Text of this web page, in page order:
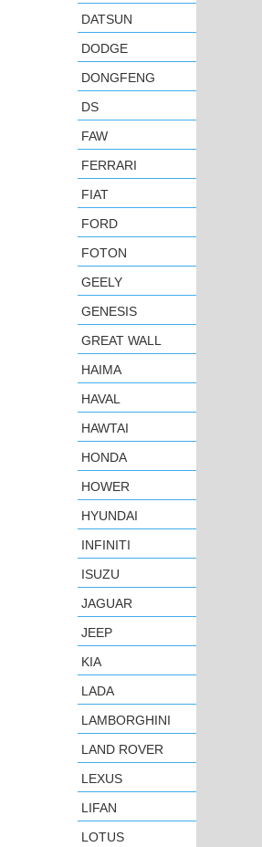
DATSUN
DODGE
DONGFENG
DS
FAW
FERRARI
FIAT
FORD
FOTON
GEELY
GENESIS
GREAT WALL
HAIMA
HAVAL
HAWTAI
HONDA
HOWER
HYUNDAI
INFINITI
ISUZU
JAGUAR
JEEP
KIA
LADA
LAMBORGHINI
LAND ROVER
LEXUS
LIFAN
LOTUS